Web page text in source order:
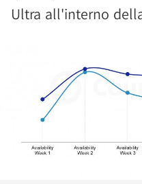
Ultra all'interno